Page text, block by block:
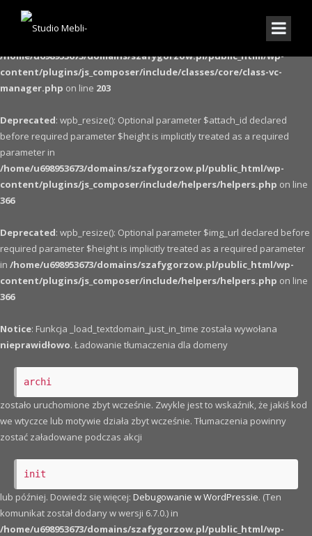
Warning: The magic method Vc_Manager::__wakeup() must have public
/home/u698953673/domains/szafygorzow.pl/public_html/wp-
content/plugins/js_composer/include/classes/core/class-vc-
manager.php on line 203
Deprecated: wpb_resize(): Optional parameter $attach_id declared
before required parameter $height is implicitly treated as a required
parameter in
/home/u698953673/domains/szafygorzow.pl/public_html/wp-
content/plugins/js_composer/include/helpers/helpers.php on line
366
Deprecated: wpb_resize(): Optional parameter $img_url declared before
required parameter $height is implicitly treated as a required parameter
in /home/u698953673/domains/szafygorzow.pl/public_html/wp-
content/plugins/js_composer/include/helpers/helpers.php on line
366
Notice: Funkcja _load_textdomain_just_in_time została wywołana
nieprawidłowo. Ładowanie tłumaczenia dla domeny
archi
zostało uruchomione zbyt wcześnie. Zwykle jest to wskaźnik, że jakiś kod
we wtyczce lub motywie działa zbyt wcześnie. Tłumaczenia powinny
zostać załadowane podczas akcji
init
lub później. Dowiedz się więcej: Debugowanie w WordPressie. (Ten
komunikat został dodany w wersji 6.7.0.) in
/home/u698953673/domains/szafygorzow.pl/public_html/wp-